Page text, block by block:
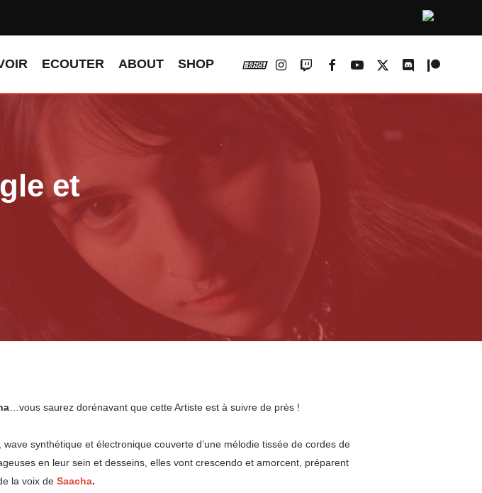
ECOUTER ABOUT SHOP vk instagram
twitchfacebookyoutube
x-
discordpatreon
et
…vous saurez dorénavant que cette Artiste est à suivre de près !
synthétique et électronique couverte d’une mélodie tissée de cordes de
en leur sein et desseins, elles vont crescendo et amorcent, préparent
la voix de Saacha.